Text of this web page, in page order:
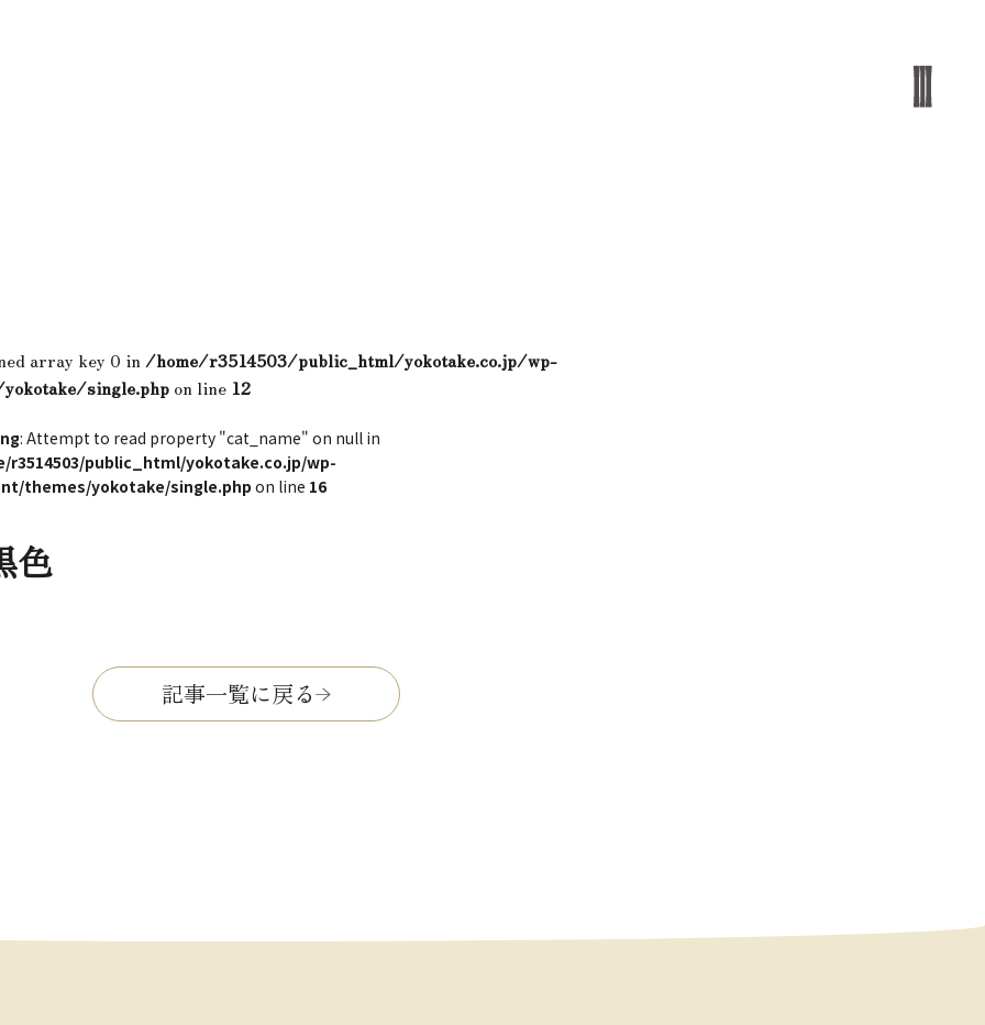
array key 0 in/home/r3514503/public_html/yokotake.co.jp/wp-
single.php on line 12
: Attempt to read property "cat_name" on null in
r3514503/public_html/yokotake.co.jp/wp-
themes/yokotake/single.php on line 16
色
記事一覧に戻る